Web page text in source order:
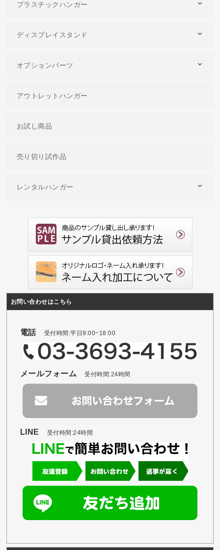
プラスチックハンガー
ディスプレイスタンド
オプションパーツ
アウトレットハンガー
お試し商品
売り切り試作品
レンタルハンガー
お問い合わせはこちら
電話 受付時間:平日9:00~18:00
メールフォーム 受付時間:24時間
LINE 受付時間:24時間